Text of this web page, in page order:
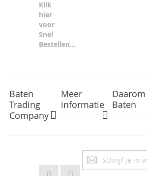
Klik
hier
voor
Snel
Bestellen...
Baten
Trading
Company
Meer
informatie
Daarom
Baten
Abonneer